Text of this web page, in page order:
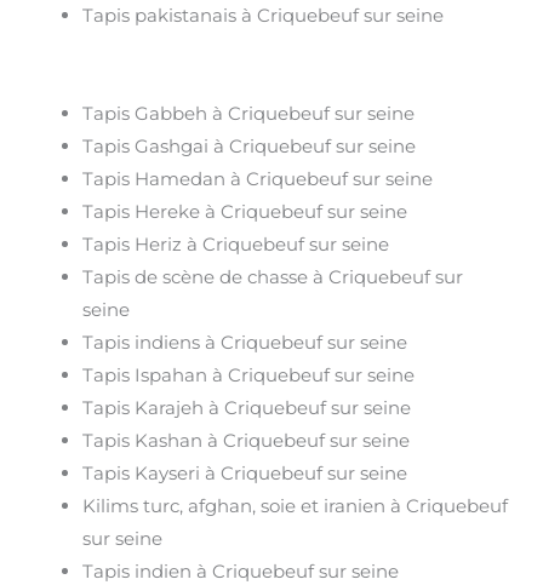
Tapis pakistanais à Criquebeuf sur seine
Tapis Gabbeh à Criquebeuf sur seine
Tapis Gashgai à Criquebeuf sur seine
Tapis Hamedan à Criquebeuf sur seine
Tapis Hereke à Criquebeuf sur seine
Tapis Heriz à Criquebeuf sur seine
Tapis de scène de chasse à Criquebeuf sur
seine
Tapis indiens à Criquebeuf sur seine
Tapis Ispahan à Criquebeuf sur seine
Tapis Karajeh à Criquebeuf sur seine
Tapis Kashan à Criquebeuf sur seine
Tapis Kayseri à Criquebeuf sur seine
Kilims turc, afghan, soie et iranien à Criquebeuf
sur seine
Tapis indien à Criquebeuf sur seine